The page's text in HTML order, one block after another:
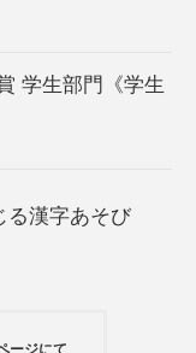
学生部門《学生
る漢字あそび
ージにて